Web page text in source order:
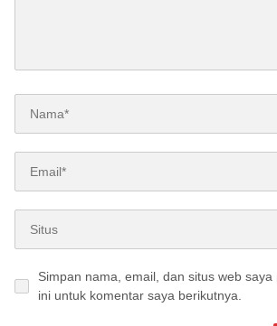
Simpan nama, email, dan situs web
ini untuk komentar saya berikutnya.